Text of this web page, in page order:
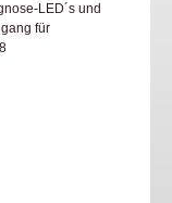
LED´s und
für